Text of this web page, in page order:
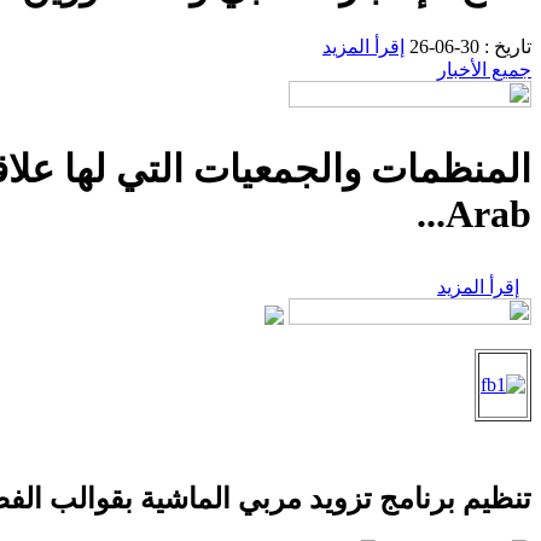
تاريخ : 30-06-26
إقرأ المزيد
جميع الأخبار
Arab...
إقرأ المزيد
تنظيم برنامج تزويد مربي الماشية بقوالب